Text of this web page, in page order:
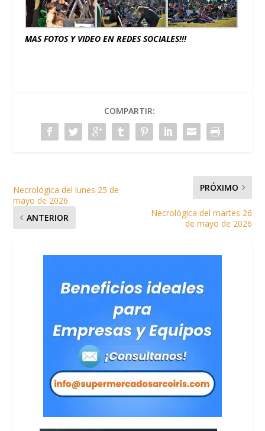
MAS FOTOS Y VIDEO EN REDES SOCIALES!!!
COMPARTIR:
Necrológica del lunes 25 de
mayo de 2026
ANTERIOR
PRÓXIMO
Necrológica del martes 26
de mayo de 2026